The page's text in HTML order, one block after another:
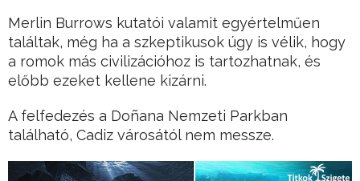
Merlin Burrows kutatói valamit egyértelműen
találtak, még ha a szkeptikusok úgy is vélik, hogy
a romok más civilizációhoz is tartozhatnak, és
előbb ezeket kellene kizárni.
A felfedezés a Doñana Nemzeti Parkban
található, Cadiz városától nem messze.